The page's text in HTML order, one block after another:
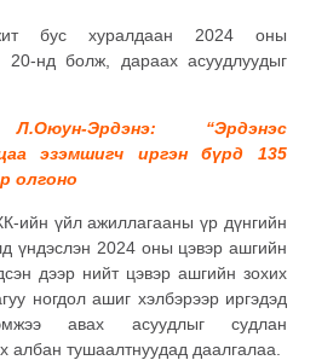
бус хуралдаан 2024 оны
20-нд болж, дараах асуудлуудыг
Эрдэнэ: “Эрдэнэс
эзэмшигч иргэн бүрд 135
олгоно
ийн үйл ажиллагааны үр дүнгийн
үндэслэн 2024 оны цэвэр ашгийн
дээр нийт цэвэр ашгийн зохих
ногдол ашиг хэлбэрээр иргэдэд
авах асуудлыг судлан
албан тушаалтнуудад даалгалаа.